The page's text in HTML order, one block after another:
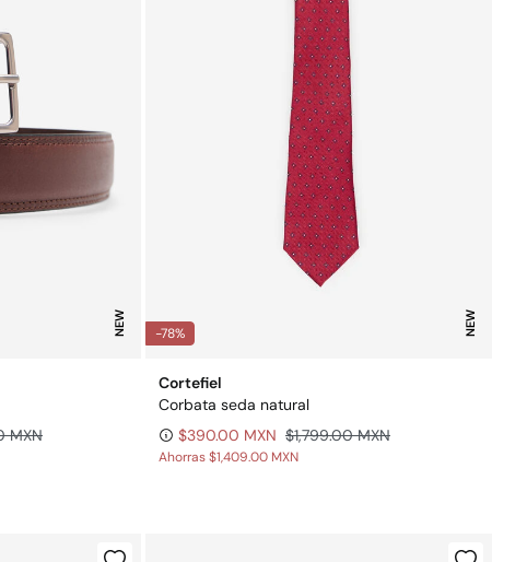
NEW
MXN
-78% NEW
Cortefiel
Corbata seda natural
$390.00 MXN $1,799.00 MXN
Ahorras$1,409.00 MXN